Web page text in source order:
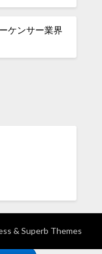
ケンサー業界
& Superb Themes